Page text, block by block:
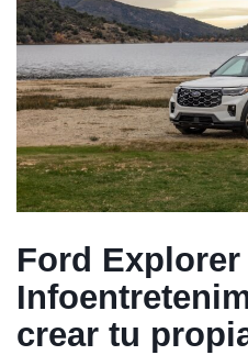
Ford Explorer
crear tu